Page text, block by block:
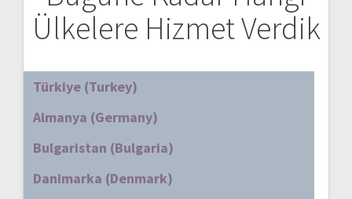
Ülkelere Hizmet Verdik
Türkiye (Turkey)
Almanya (Germany)
Bulgaristan (Bulgaria)
Danimarka (Denmark)